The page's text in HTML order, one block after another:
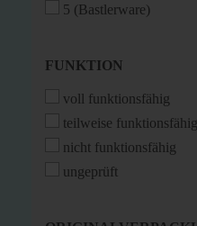
5 (Bastlerware)
FUNKTION
FUNKTION
voll funktionsfähig
teilweise funktionsfähig
nicht funktionsfähig
ungeprüft